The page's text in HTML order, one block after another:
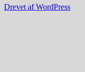
Drevet af WordPress